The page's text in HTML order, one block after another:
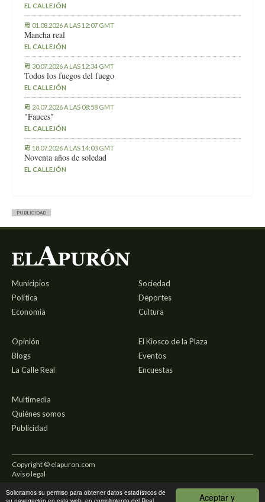
Aceptar y
Solicitamos su permiso para obtener datos estadísticos de
EL CALLEJÓN
01.08.2026 A LAS 12:07 GMT
Mancha real
EL CALLEJÓN
30.07.2026 A LAS 12:34 GMT
Todos los fuegos del fuego
EL CALLEJÓN
24.07.2026 A LAS 08:58 GMT
"Fauces"
EL CALLEJÓN
18.07.2026 A LAS 14:03 GMT
Noventa años de soledad
EL CALLEJÓN
PUBLICIDAD
Municipios
Política
Economía
Sociedad
Deportes
Cultura
Opinión
Blogs
La Calle Real
El Kiosco de la Plaza
Eventos
Encuestas
Multimedia
Quiénes somos
Publicidad
Copyright © elapuron.com
Aviso legal
Política de privacidad